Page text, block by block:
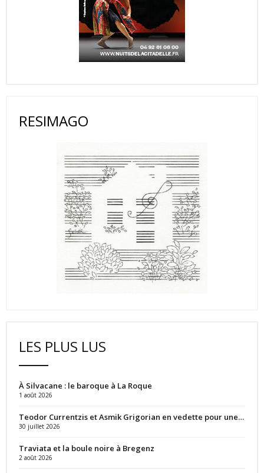
RESIMAGO
LES PLUS LUS
À Silvacane : le baroque à La Roque
1 août 2026
Teodor Currentzis et Asmik Grigorian en vedette pour une…
30 juillet 2026
Traviata et la boule noire à Bregenz
2 août 2026